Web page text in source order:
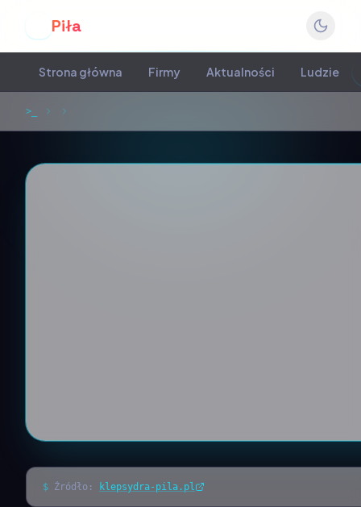
Piła
Strona główna Firmy Aktualności Ludzie
>_
$ Źródło: klepsydra-pila.pl